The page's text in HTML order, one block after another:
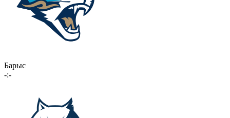
Барыс
-:-